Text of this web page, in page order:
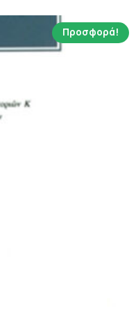
Προσφορά!